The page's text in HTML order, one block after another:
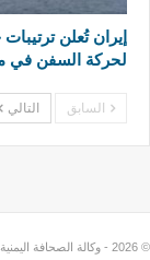
إيران تُعلن
لحركة السفن في
السابق التالي
© 2026 - وكالة الصحافة اليمنية. All Rights Reserved.